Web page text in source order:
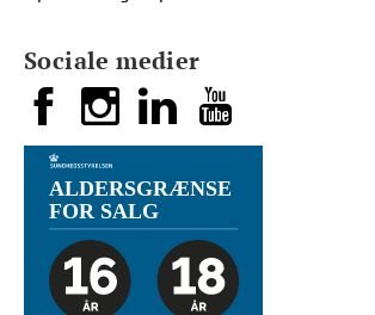
Sociale medier